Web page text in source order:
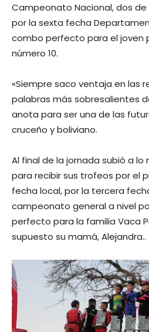
Campeonato Nacional, dos
por la sexta fecha
combo perfecto para el joven
número 10.
«Siempre saco ventaja en las
palabras más sobresalientes
anota para ser una de las
cruceño y boliviano.
Al final de la jornada subió a
para recibir sus trofeos por el
fecha local, por la tercera
campeonato general a nivel
perfecto para la familia Vaca
supuesto su mamá, Alejandra..